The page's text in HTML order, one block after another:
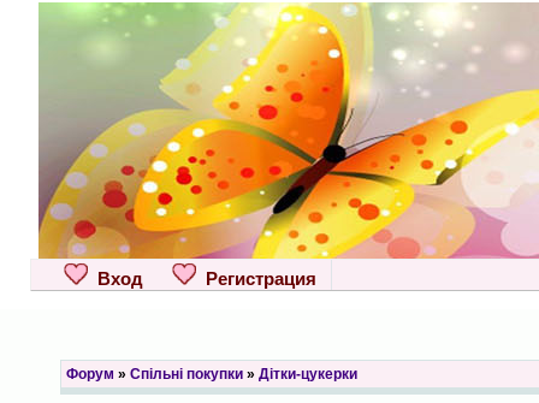
Вход Регистрация
Форум » Спільні покупки» Дітки-цукерки